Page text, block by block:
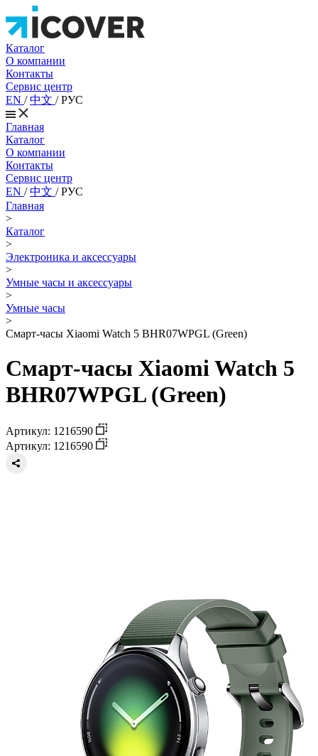
Каталог
О компании
Контакты
Сервис центр
EN /中文 /РУС
Главная
Каталог
О компании
Контакты
Сервис центр
EN /中文 /РУС
Главная
>
Каталог
>
Электроника и аксессуары
>
Умные часы и аксессуары
>
Умные часы
>
Смарт-часы Xiaomi Watch 5 BHR07WPGL (Green)
Смарт-часы Xiaomi Watch 5
BHR07WPGL (Green)
Артикул: 1216590
Артикул: 1216590